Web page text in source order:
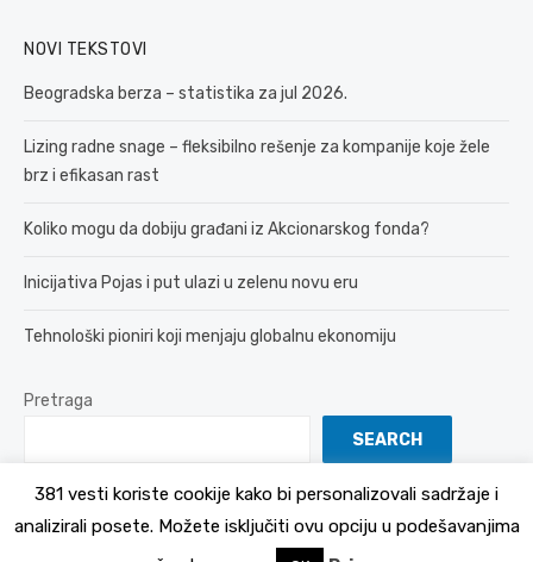
NOVI TEKSTOVI
Beogradska berza – statistika za jul 2026.
Lizing radne snage – fleksibilno rešenje za kompanije koje žele
brz i efikasan rast
Koliko mogu da dobiju građani iz Akcionarskog fonda?
Inicijativa Pojas i put ulazi u zelenu novu eru
Tehnološki pioniri koji menjaju globalnu ekonomiju
Pretraga
SEARCH
Politika Privatnosti
381 vesti koriste cookije kako bi personalizovali sadržaje i
analizirali posete. Možete isključiti ovu opciju u podešavanjima